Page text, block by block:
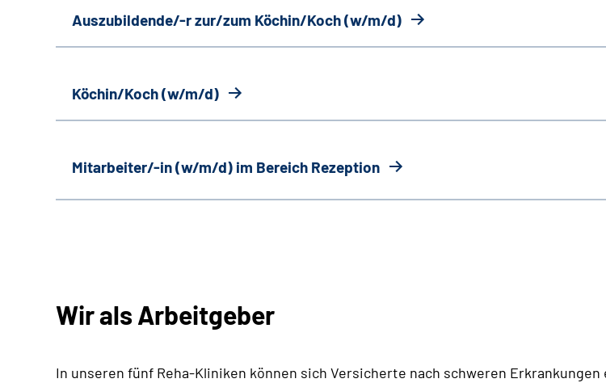
Auszubildende/-r zur/zum Köchin/Koch (w/m/d)
Köchin/Koch (w/m/d)
Mitarbeiter/-in (w/m/d) im Bereich Rezeption
Wir als Arbeitgeber
In unseren fünf Reha-Kliniken können sich Versicherte nach schweren